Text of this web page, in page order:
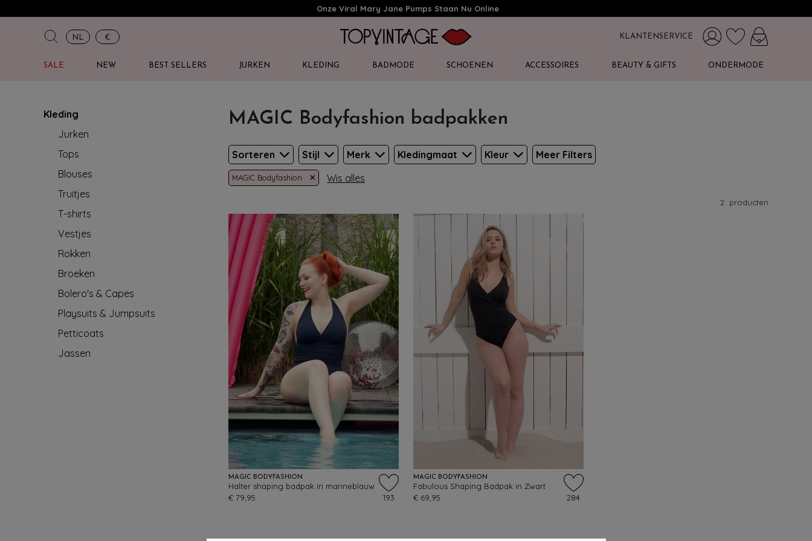
Onze Viral Mary Jane Pumps Staan Nu Online
NL € KLANTENSERVICE
SALE NEW BEST SELLERS JURKEN KLEDING BADMODE SCHOENEN ACCESSOIRES BEAUTY & GIFTS ONDERMODE
Kleding
Jurken
Tops
Blouses
Truitjes
T-shirts
Vestjes
Rokken
Broeken
Bolero's & Capes
Playsuits & Jumpsuits
Petticoats
Jassen
MAGIC Bodyfashion badpakken
Sorteren Stijl Merk Kledingmaat Kleur Meer Filters
MAGIC Bodyfashion × Wis alles
2 producten
MAGIC BODYFASHION
Halter shaping badpak in marineblauw
€ 79,95
193
MAGIC BODYFASHION
Fabulous Shaping Badpak in Zwart
€ 69,95
284